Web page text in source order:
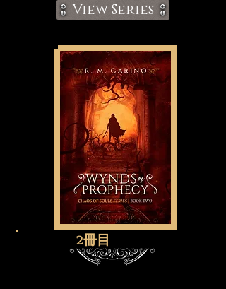
View Series
2冊目